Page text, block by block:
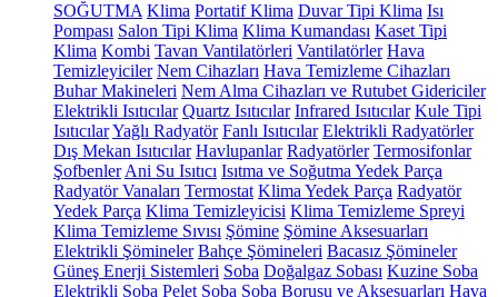
SOĞUTMA Klima Portatif Klima Duvar Tipi Klima Isı
Pompası Salon Tipi Klima Klima Kumandası Kaset Tipi
Klima Kombi Tavan Vantilatörleri Vantilatörler Hava
Temizleyiciler Nem Cihazları Hava Temizleme Cihazları
Buhar Makineleri Nem Alma Cihazları ve Rutubet Gidericiler
Elektrikli Isıtıcılar Quartz Isıtıcılar Infrared Isıtıcılar Kule Tipi
IsıtıcılarYağlı Radyatör Fanlı Isıtıcılar Elektrikli Radyatörler
Dış Mekan Isıtıcılar Havlupanlar Radyatörler Termosifonlar
Şofbenler Ani Su Isıtıcı Isıtma ve Soğutma Yedek Parça
Radyatör Vanaları Termostat Klima Yedek Parça Radyatör
Yedek Parça Klima Temizleyicisi Klima Temizleme Spreyi
Klima Temizleme Sıvısı Şömine Şömine Aksesuarları
Elektrikli Şömineler Bahçe Şömineleri Bacasız Şömineler
Güneş Enerji Sistemleri Soba Doğalgaz Sobası Kuzine Soba
Elektrikli Soba Pelet Soba Soba Borusu ve Aksesuarları Hava